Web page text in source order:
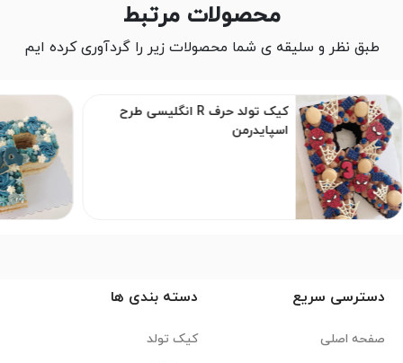
محصولات مرتبط
طبق نظر و سلیقه ی شما محصولات زیر را گردآوری کرده ایم
کیک تولد حرف R انگلیسی طرح
اسپایدرمن
دسترسی سریع
صفحه اصلی
دسته بندی ها
کیک تولد